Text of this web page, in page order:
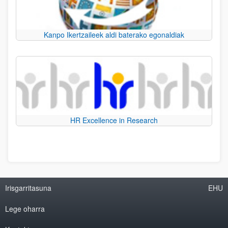
Kanpo Ikertzaileek aldi baterako egonaldiak
HR Excellence in Research
Irisgarritasuna
Lege oharra
EHU